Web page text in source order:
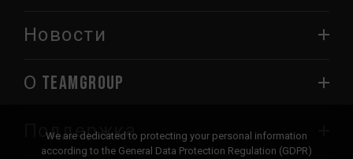
Новости
О TEAMGROUP
Поддержка
We are dedicated to protecting your personal information
according to the General Data Protection Regulation (GDPR)